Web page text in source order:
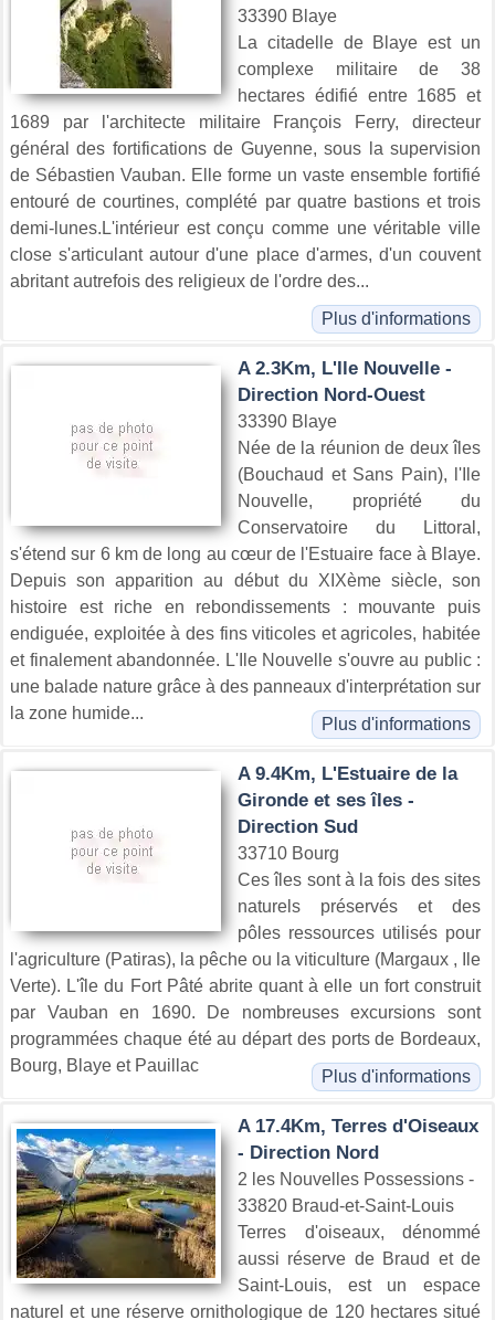
33390 Blaye
La citadelle de Blaye est un
complexe militaire de 38
hectares édifié entre 1685 et
1689 par l'architecte militaire François Ferry, directeur
général des fortifications de Guyenne, sous la supervision
de Sébastien Vauban. Elle forme un vaste ensemble fortifié
entouré de courtines, complété par quatre bastions et trois
demi-lunes.L'intérieur est conçu comme une véritable ville
close s'articulant autour d'une place d'armes, d'un couvent
abritant autrefois des religieux de l'ordre des...
Plus d'informations
A 2.3Km, L'Ile Nouvelle -
Direction Nord-Ouest
33390 Blaye
Née de la réunion de deux îles
(Bouchaud et Sans Pain), l'Ile
Nouvelle, propriété du
Conservatoire du Littoral,
s'étend sur 6 km de long au cœur de l'Estuaire face à Blaye.
Depuis son apparition au début du XIXème siècle, son
histoire est riche en rebondissements : mouvante puis
endiguée, exploitée à des fins viticoles et agricoles, habitée
et finalement abandonnée. L'Ile Nouvelle s'ouvre au public :
une balade nature grâce à des panneaux d'interprétation sur
la zone humide...
Plus d'informations
A 9.4Km, L'Estuaire de la
Gironde et ses îles -
Direction Sud
33710 Bourg
Ces îles sont à la fois des sites
naturels préservés et des
pôles ressources utilisés pour
l'agriculture (Patiras), la pêche ou la viticulture (Margaux , Ile
Verte). L'île du Fort Pâté abrite quant à elle un fort construit
par Vauban en 1690. De nombreuses excursions sont
programmées chaque été au départ des ports de Bordeaux,
Bourg, Blaye et Pauillac
Plus d'informations
A 17.4Km, Terres d'Oiseaux
- Direction Nord
2 les Nouvelles Possessions -
33820 Braud-et-Saint-Louis
Terres d'oiseaux, dénommé
aussi réserve de Braud et de
Saint-Louis, est un espace
naturel et une réserve ornithologique de 120 hectares situé